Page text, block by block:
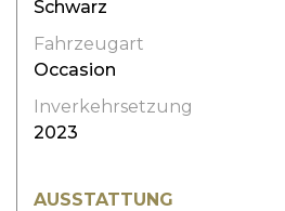
Schwarz
Fahrzeugart
Occasion
Inverkehrsetzung
2023
AUSSTATTUNG